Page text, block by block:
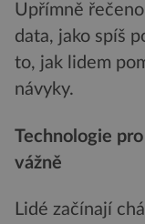
Upřímně
data, jako spíš
to, jak lidem
návyky.
Technologie
vážně
Lidé začínají